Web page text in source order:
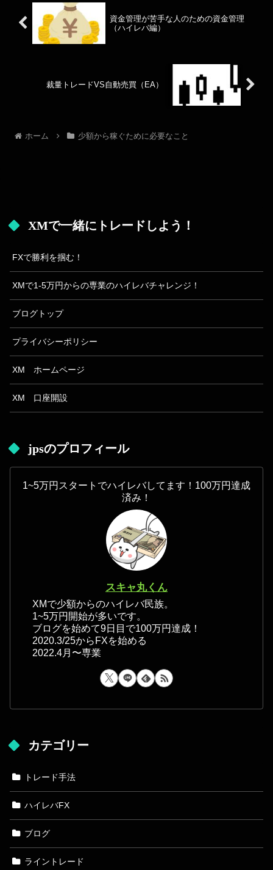
資金管理が苦手な人のための資金管理
（ハイレバ編）
裁量トレードVS自動売買（EA）
ホーム 少額から稼ぐために必要なこと
XMで一緒にトレードしよう！
FXで勝利を掴む！
XMで1-5万円からの専業のハイレバチャレンジ！
ブログトップ
プライバシーポリシー
XM ホームページ
XM 口座開設
jpsのプロフィール
1~5万円スタートでハイレバしてます！100万円達成
済み！
スキャ丸くん
XMで少額からのハイレバ民族。
1~5万円開始が多いです。
ブログを始めて9日目で100万円達成！
2020.3/25からFXを始める
2022.4月〜専業
カテゴリー
トレード手法
ハイレバFX
ブログ
ライントレード